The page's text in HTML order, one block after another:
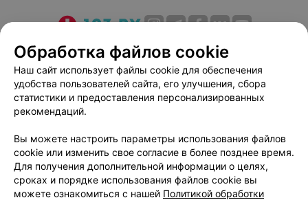
О проекте Новости проекта
Размещение рекламы
Медицинский маркетинг
Публичный договор
Пользовательское соглашение
Способы оплаты
Вакансии
Партнеры
Написать в поддержку
Персональные настройки cookie
Обработка персональных данных
Обработка файлов cookie
Наш сайт использует файлы cookie для обеспечения
удобства пользователей сайта, его улучшения, сбора
статистики и предоставления персонализированных
рекомендаций.
Вы можете настроить параметры использования файлов
cookie или изменить свое согласие в более позднее время.
Для получения дополнительной информации о целях,
сроках и порядке использования файлов cookie вы
можете ознакомиться с нашей Политикой обработки